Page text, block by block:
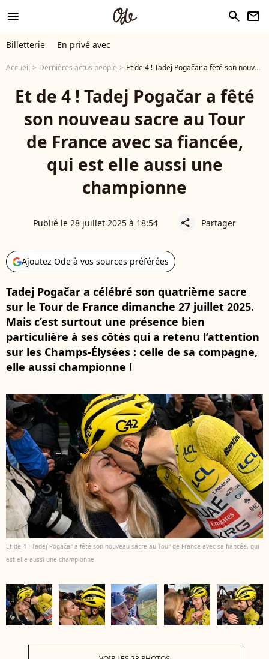
menu search newsletter
Billetterie En privé avec
Accueil Dernières actus people Et de 4 ! Tadej Pogačar a fêté son nouveau sacre au Tour de France avec sa fiancée, qui est elle aussi une championne
Et de 4 ! Tadej Pogačar a fêté
son nouveau sacre au Tour
de France avec sa fiancée,
qui est elle aussi une
championne
Publié le 28 juillet 2025 à 18:54 share Partager
Ajoutez Ode à vos sources préférées
Tadej Pogačar a célébré son quatrième sacre
sur le Tour de France dimanche 27 juillet 2025.
Mais c’est surtout une présence bien
particulière à ses côtés qui a retenu l’attention
sur les Champs-Élysées : celle de sa compagne,
elle aussi championne !
Et de 4 ! Tadej Pogačar a fêté son nouveau sacre au Tour de France avec sa fiancée, qui
est elle aussi une championne